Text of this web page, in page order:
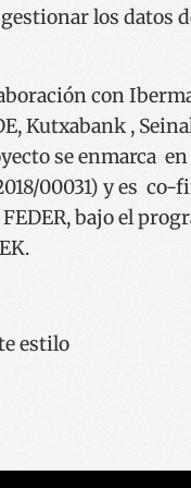
los datos
con
Kutxabank ,
se enmarca
00031) y es
bajo el
estilo
erabiltzen
beren
erabiltzen
Script.com
eta
erabiltzen da
baimenari
pribatutasun
etorkizuneko
direla
txosten
analisia